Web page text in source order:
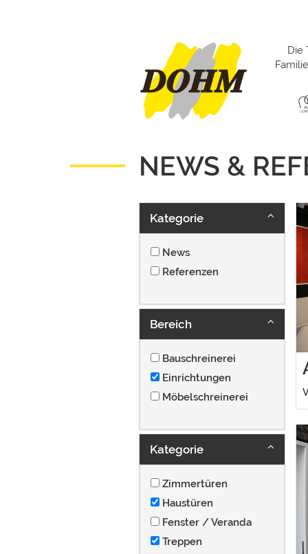
Die
NEWS &
Kategorie
News
Referenzen
Bereich
Bauschreinerei
Einrichtungen
Möbelschreinerei
Kategorie
Zimmertüren
Haustüren
Fenster / Veranda
Treppen